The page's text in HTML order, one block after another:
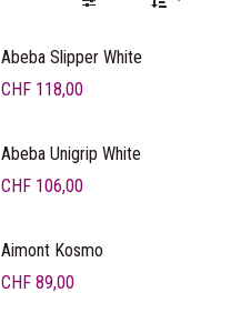
Abeba Slipper White
CHF 118,00
Abeba Unigrip White
CHF 106,00
Aimont Kosmo
CHF 89,00